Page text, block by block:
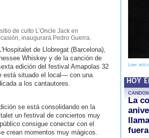
de culto L’Oncle Jack en
inaugurará Pedro Guerra.
de Llobregat (Barcelona),
Whiskey y de la canción de
edición del festival Amapolas 32
está situado el local— con una
a los cantautores.
se está consolidando en la
un festival de conciertos muy
consigue conectar con el
crean momentos muy mágicos.
Leer
HOY
La